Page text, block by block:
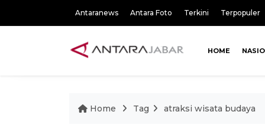
Antaranews Antara Foto Terkini Terpopuler
HOME
Home Tag atraksi wisata budaya